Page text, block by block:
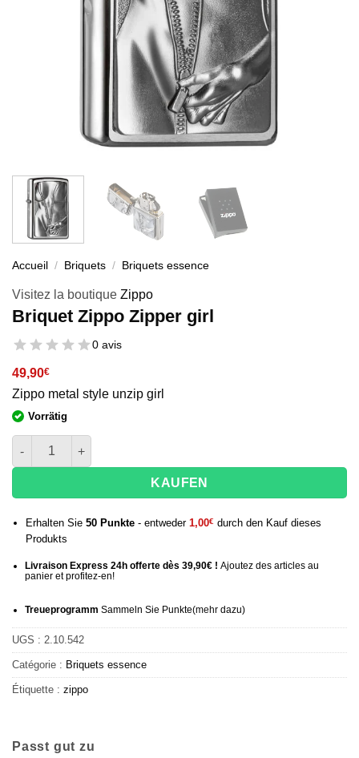
Accueil / Briquets / Briquets essence
Visitez la boutique Zippo
Briquet Zippo Zipper girl
0 avis
49,90€
Zippo metal style unzip girl
Vorrätig
quantité de Briquet Zippo Zipper girl
KAUFEN
Erhalten Sie 50Punkte- entweder 1,00€ durch den Kauf dieses
Produkts
Livraison Express 24h offerte dès 39,90€ ! Ajoutez des articles au
panier et profitez-en!
Treueprogramm Sammeln Sie Punkte(mehrdazu)
UGS : 2.10.542
Catégorie : Briquets essence
Étiquette : zippo
Passt gut zu